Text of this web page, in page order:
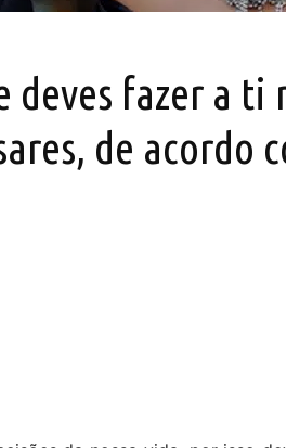
deves fazer a ti
de acordo